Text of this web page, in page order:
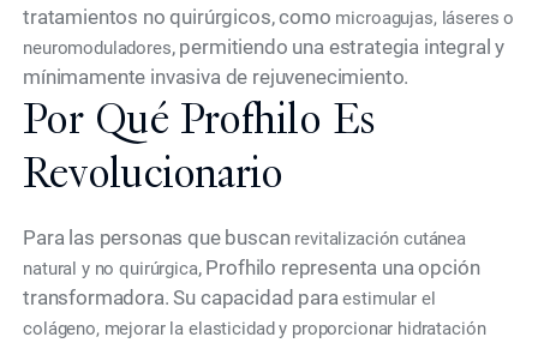
tratamientos no quirúrgicos, como microagujas, láseres o
neuromoduladores, permitiendo una estrategia integral y
mínimamente invasiva de rejuvenecimiento.
Por Qué Profhilo Es
Revolucionario
Para las personas que buscan revitalización cutánea
natural y no quirúrgica, Profhilo representa una opción
transformadora. Su capacidad paraestimular el
colágeno, mejorar la elasticidad y proporcionar hidratación